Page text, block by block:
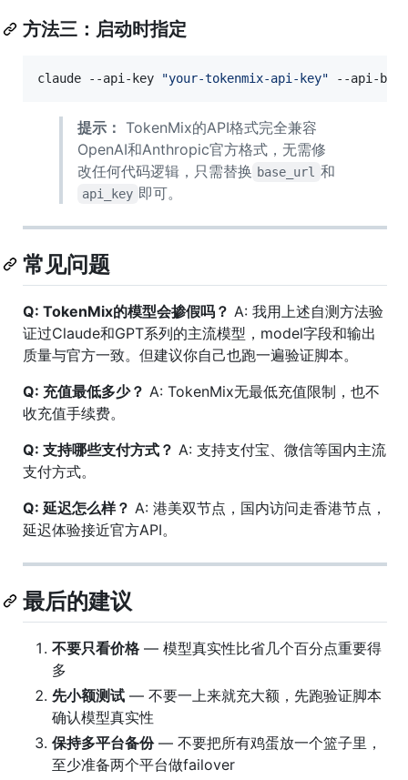
方法三：启动时指定
claude --api-key "your-tokenmix-api-key" --api-
提示： TokenMix的API格式完全兼容
OpenAI和Anthropic官方格式，无需修
改任何代码逻辑，只需替换 base_url 和
api_key 即可。
常见问题
Q: TokenMix的模型会掺假吗？ A: 我用上述自测方法验
证过Claude和GPT系列的主流模型，model字段和输出
质量与官方一致。但建议你自己也跑一遍验证脚本。
Q: 充值最低多少？ A: TokenMix无最低充值限制，也不
收充值手续费。
Q: 支持哪些支付方式？ A: 支持支付宝、微信等国内主流
支付方式。
Q: 延迟怎么样？ A: 港美双节点，国内访问走香港节点，
延迟体验接近官方API。
最后的建议
不要只看价格 — 模型真实性比省几个百分点重要得
多
先小额测试 — 不要一上来就充大额，先跑验证脚本
确认模型真实性
保持多平台备份— 不要把所有鸡蛋放一个篮子里，
至少准备两个平台做failover